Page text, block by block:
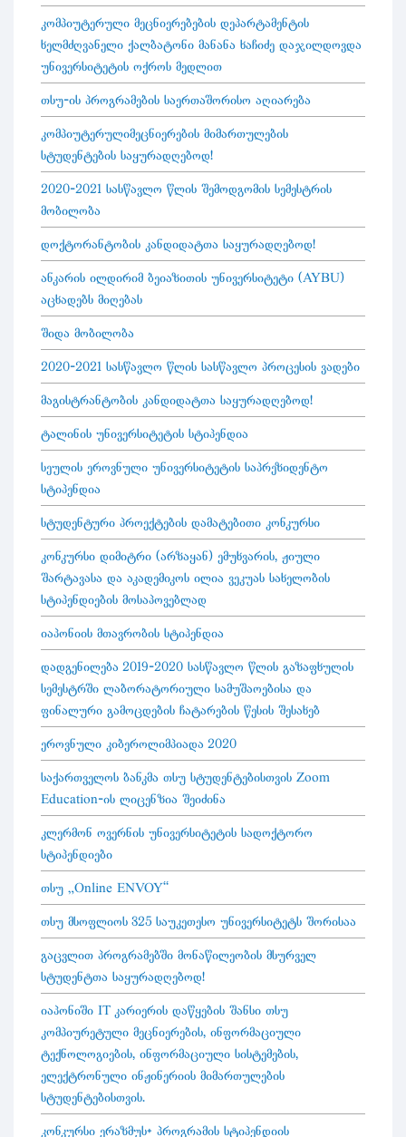
კომპიუტერული მეცნიერებების დეპარტამენტის
ხელმძღვანელი ქალბატონი მანანა ხაჩიძე დაჯილდოვდა
უნივერსიტეტის ოქროს მედლით
თსუ-ის პროგრამების საერთაშორისო აღიარება
კომპიუტერულიმეცნიერების მიმართულების
სტუდენტების საყურადღებოდ!
2020-2021 სასწავლო წლის შემოდგომის სემესტრის
მობილობა
დოქტორანტობის კანდიდატთა საყურადღებოდ!
ანკარის ილდირიმ ბეიაზითის უნივერსიტეტი (AYBU)
აცხადებს მიღებას
შიდა მობილობა
2020-2021 სასწავლო წლის სასწავლო პროცესის ვადები
მაგისტრანტობის კანდიდატთა საყურადღებოდ!
ტალინის უნივერსიტეტის სტიპენდია
სეულის ეროვნული უნივერსიტეტის საპრეზიდენტო
სტიპენდია
სტუდენტური პროექტების დამატებითი კონკურსი
კონკურსი დიმიტრი (არზაყან) ემუხვარის, ჟიული
შარტავასა და აკადემიკოს ილია ვეკუას სახელობის
სტიპენდიების მოსაპოვებლად
იაპონიის მთავრობის სტიპენდია
დადგენილება 2019-2020 სასწავლო წლის გაზაფხულის
სემესტრში ლაბორატორიული სამუშაოებისა და
ფინალური გამოცდების ჩატარების წესის შესახებ
ეროვნული კიბეროლიმპიადა 2020
საქართველოს ბანკმა თსუ სტუდენტებისთვის Zoom
Education-ის ლიცენზია შეიძინა
კლერმონ ოვერნის უნივერსიტეტის სადოქტორო
სტიპენდიები
თსუ „Online ENVOY”
თსუ მსოფლიოს 325 საუკეთესო უნივერსიტეტს შორისაა
გაცვლით პროგრამებში მონაწილეობის მსურველ
სტუდენტთა საყურადღებოდ!
იაპონიში IT კარიერის დაწყების შანსი თსუ
კომპიურეტული მეცნიერების, ინფორმაციული
ტექნოლოგიების, ინფორმაციული სისტემების,
ელექტრონული ინჟინერიის მიმართულების
სტუდენტებისთვის.
კონკურსი ერაზმუს+ პროგრამის სტიპენდიის